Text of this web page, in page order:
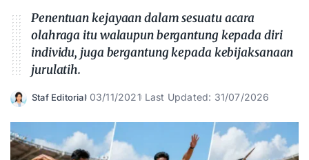
Penentuan kejayaan dalam sesuatu acara
olahraga itu walaupun bergantung kepada diri
individu, juga bergantung kepada kebijaksanaan
jurulatih.
Posted
Staf Editorial 03/11/2021 Last Updated: 31/07/2026